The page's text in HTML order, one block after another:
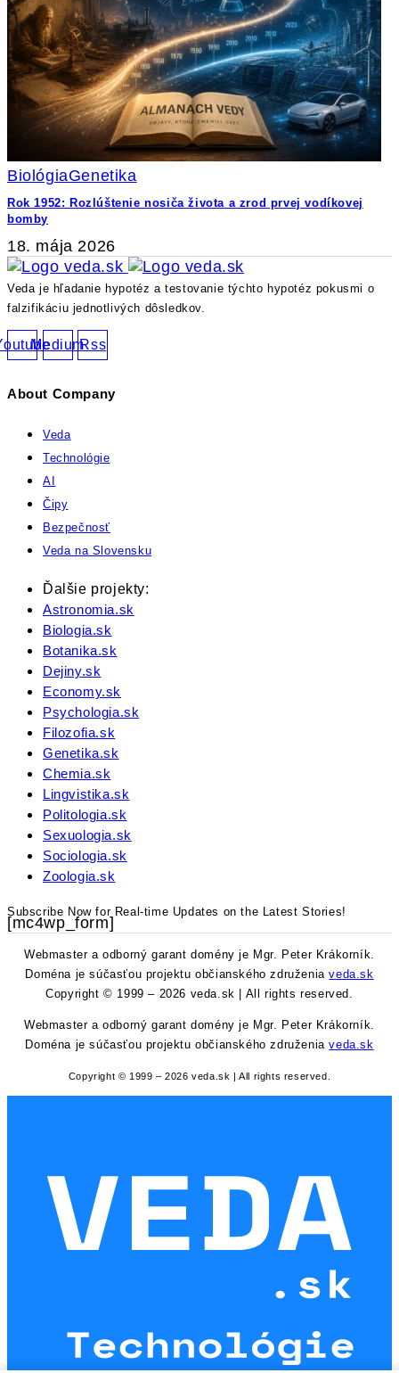
BiológiaGenetika
Rok 1952: Rozlúštenie nosiča života a zrod prvej vodíkovej
bomby
18. mája 2026
Veda je hľadanie hypotéz a testovanie týchto hypotéz pokusmi o
falzifikáciu jednotlivých dôsledkov.
MediumRss
About Company
Veda
Technológie
AI
Čipy
Bezpečnosť
Veda na Slovensku
Ďalšie projekty:
Astronomia.sk
Biologia.sk
Botanika.sk
Dejiny.sk
Economy.sk
Psychologia.sk
Filozofia.sk
Genetika.sk
Chemia.sk
Lingvistika.sk
Politologia.sk
Sexuologia.sk
Sociologia.sk
Zoologia.sk
Subscribe Now for Real-time Updates on the Latest Stories!
[mc4wp_form]
Webmaster a odborný garant domény je Mgr. Peter Krákorník.
Doména je súčasťou projektu občianského združeniaveda.sk
Copyright © 1999 – 2026 veda.sk | All rights reserved.
Webmaster a odborný garant domény je Mgr. Peter Krákorník.
Doména je súčasťou projektu občianského združeniaveda.sk
Copyright © 1999 – 2026 veda.sk | All rights reserved.